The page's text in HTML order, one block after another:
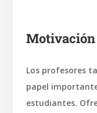
Los profesores
papel
estudiantes.